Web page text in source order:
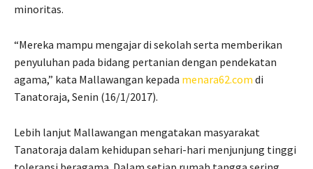
minoritas.
“Mereka mampu mengajar di sekolah serta memberikan
penyuluhan pada bidang pertanian dengan pendekatan
agama,” kata Mallawangan kepada menara62.com di
Tanatoraja, Senin (16/1/2017).
Lebih lanjut Mallawangan mengatakan masyarakat
Tanatoraja dalam kehidupan sehari-hari menjunjung tinggi